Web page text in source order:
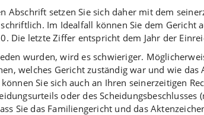
Abschrift setzen Sie sich daher mit dem
Im Idealfall können Sie dem Gericht
Die letzte Ziffer entspricht dem Jahr der
wurden, wird es schwieriger.
welches Gericht zuständig war und wie
Sie sich auch an Ihren seinerzeitigen
oder des Scheidungsbeschlusses
Sie das Familiengericht und das